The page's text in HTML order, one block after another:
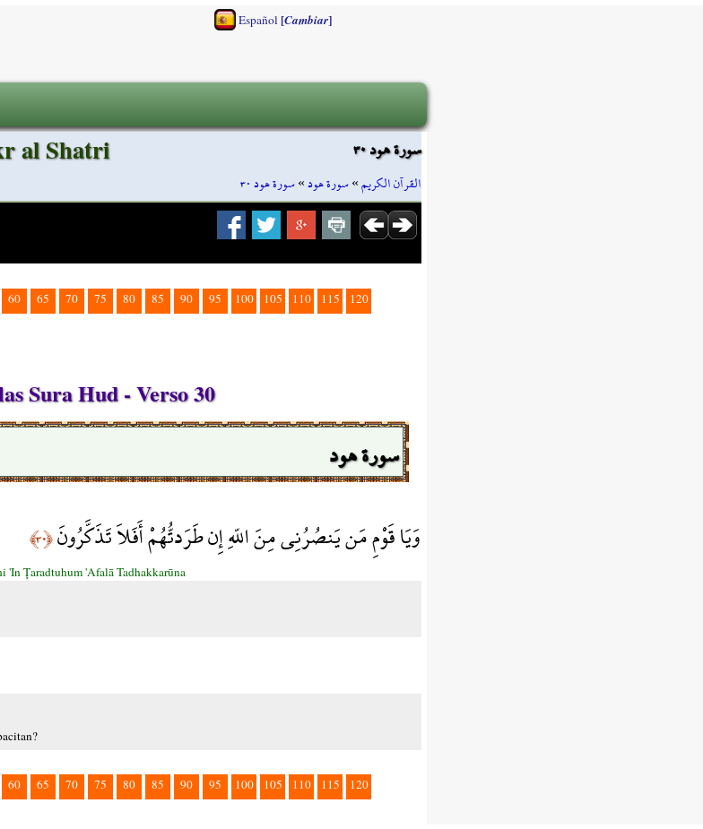
Español [Cambiar]
سورة هود ٣٠
القرآن الكريم»سورة هود»سورة هود ٣٠
al Shatri
60 65 70 75 80 85 90 95 100 105 110 115 120
Sura Hud - Verso 30
سورة هود
وَيَا قَوْمِ مَن يَنصُرُنِي مِنَ اللّهِ إِن طَرَدتُّهُمْ أَفَلاَ تَذَكَّرُونَ﴿٣٠﴾
Ţaradtuhum 'Afalā Tadhakkarūna
60 65 70 75 80 85 90 95 100 105 110 115 120